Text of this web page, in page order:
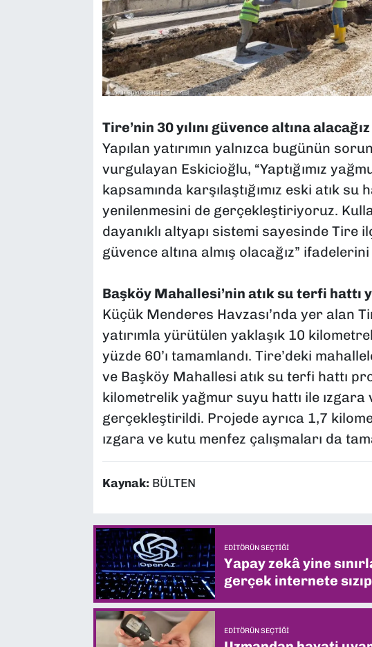
Tire’nin 30 yılını güvence altına alacağız
Yapılan yatırımın yalnızca bugünün
vurgulayan Eskicioğlu, “Yaptığımız
kapsamında karşılaştığımız eski atık su
yenilenmesini de gerçekleştiriyoruz.
dayanıklı altyapı sistemi sayesinde Tire
güvence altına almış olacağız” ifadelerini
Başköy Mahallesi’nin atık su terfi hattı
Küçük Menderes Havzası’nda yer alan
yatırımla yürütülen yaklaşık 10
yüzde 60’ı tamamlandı. Tire’deki
ve Başköy Mahallesi atık su terfi hattı
kilometrelik yağmur suyu hattı ile ızgara
gerçekleştirildi. Projede ayrıca 1,7
ızgara ve kutu menfez çalışmaları da
Kaynak: BÜLTEN
EDITÖRÜN SEÇTIĞI
Yapay zekâ yine
gerçek internete
EDITÖRÜN SEÇTIĞI